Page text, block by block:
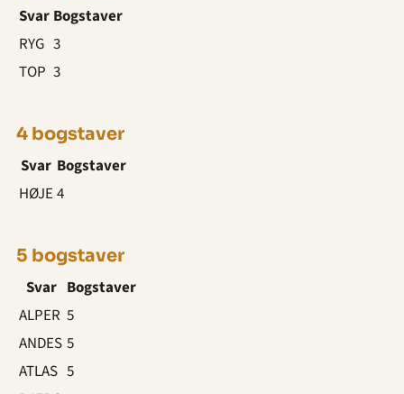
Svar Bogstaver
RYG 3
TOP 3
4 bogstaver
Svar Bogstaver
HØJE4
5 bogstaver
Svar Bogstaver
ALPER 5
ANDES 5
ATLAS 5